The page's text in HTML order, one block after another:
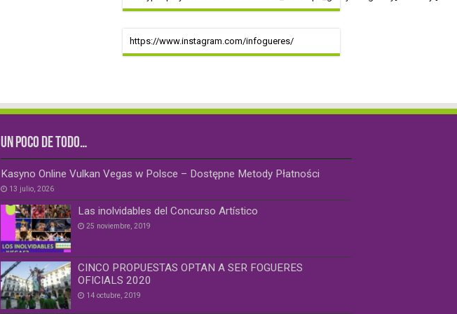
https://www.instagram.com/infogueres/
UN POCO DE TODO…
Kasyno Online Vulkan Vegas w Polsce – Dostępne Metody Płatności
13 julio, 2026
Las inolvidables del Concurso Artístico
25 noviembre, 2019
CINCO PROPUESTAS OPTAN A SER FOGUERES
OFICIALS 2020
14 octubre, 2019